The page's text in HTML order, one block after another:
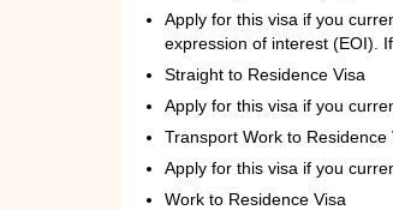
Apply for this visa if you
expression of interest (EOI).
Straight to Residence Visa
Apply for this visa if you
Transport Work to Residence
Apply for this visa if you
Work to Residence Visa